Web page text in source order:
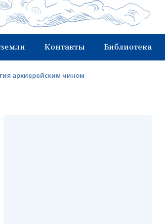
Контакты Библиотека
архиерейским чином